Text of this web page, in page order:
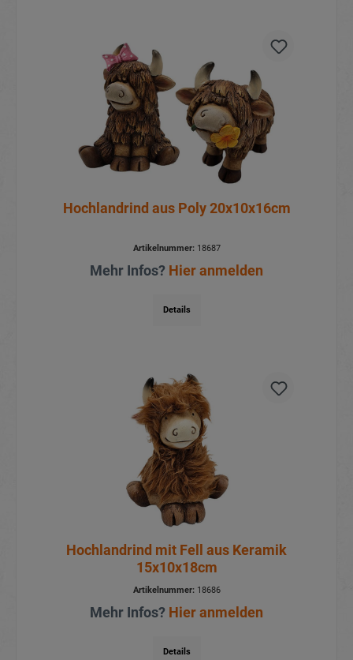
Hochlandrind aus Poly 20x10x16cm
Artikelnummer:18687
Mehr Infos? Hier anmelden
Details
Hochlandrind mit Fell aus Keramik
15x10x18cm
Artikelnummer:18686
Mehr Infos? Hier anmelden
Details